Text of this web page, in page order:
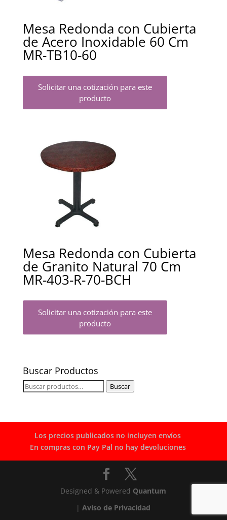
Mesa Redonda con Cubierta
de Acero Inoxidable 60 Cm
MR-TB10-60
Solicitar una cotización para este
producto
Mesa Redonda con Cubierta
de Granito Natural 70 Cm
MR-403-R-70-BCH
Solicitar una cotización para este
producto
Buscar Productos
Buscar
Buscar
Los precios publicados no incluyen envíos
En compras con Pay Pal no hay devoluciones
Designed & Powered Quantum
|Aviso de Privacidad